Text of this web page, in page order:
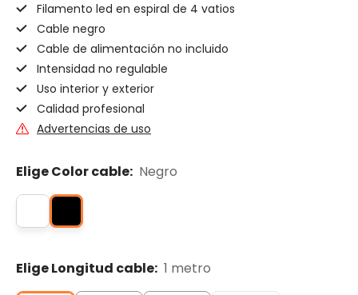
Filamento led en espiral de 4 vatios
Cable negro
Cable de alimentación no incluido
Intensidad no regulable
Uso interior y exterior
Calidad profesional
Advertencias de uso
Elige Color cable: Negro
Elige Longitud cable: 1 metro